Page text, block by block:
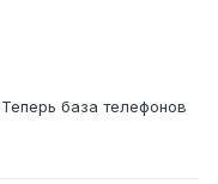
база телефонов